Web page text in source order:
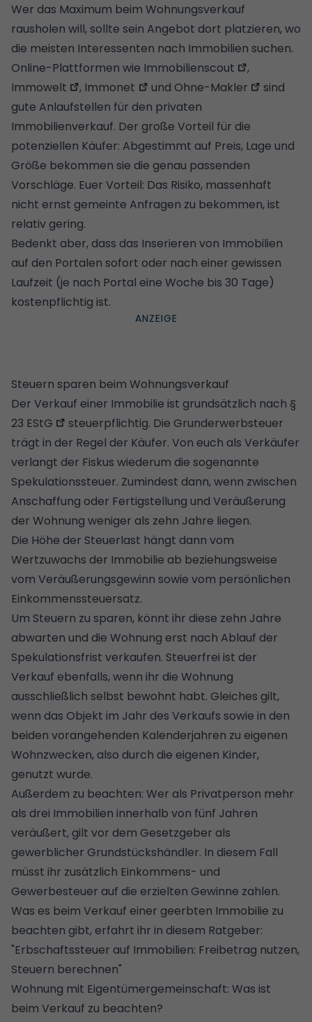
Wer das Maximum beim Wohnungsverkauf
rausholen will, sollte sein Angebot dort platzieren, wo
die meisten Interessenten nach Immobilien suchen.
Online-Plattformen wie Immobilienscout
,
Immowelt
, Immonet und Ohne-Makler
sind
gute Anlaufstellen für den privaten
Immobilienverkauf. Der große Vorteil für die
potenziellen Käufer: Abgestimmt auf Preis, Lage und
Größe bekommen sie die genau passenden
Vorschläge. Euer Vorteil: Das Risiko, massenhaft
nicht ernst gemeinte Anfragen zu bekommen, ist
relativ gering.
Bedenkt aber, dass das Inserieren von Immobilien
auf den Portalen sofort oder nach einer gewissen
Laufzeit (je nach Portal eine Woche bis 30 Tage)
kostenpflichtig ist.
Steuern sparen beim Wohnungsverkauf
Der Verkauf einer Immobilie ist grundsätzlich nach §
23 EStG
steuerpflichtig. DieGrunderwerbsteuer
trägt in der Regel der Käufer. Von euch als Verkäufer
verlangt der Fiskus wiederum die sogenannte
Spekulationssteuer. Zumindest dann, wenn zwischen
Anschaffung oder Fertigstellung und Veräußerung
der Wohnung weniger als zehn Jahre liegen.
Die Höhe der Steuerlast hängt dann vom
Wertzuwachs der Immobilie ab beziehungsweise
vom Veräußerungsgewinn sowie vom persönlichen
Einkommenssteuersatz.
Um Steuern zu sparen, könnt ihr diese zehn Jahre
abwarten und die Wohnung erst nach Ablauf der
Spekulationsfrist verkaufen. Steuerfrei ist der
Verkauf ebenfalls, wenn ihr die Wohnung
ausschließlich selbst bewohnt habt. Gleiches gilt,
wenn das Objekt im Jahr des Verkaufs sowie in den
beiden vorangehenden Kalenderjahren zu eigenen
Wohnzwecken, also durch die eigenen Kinder,
genutzt wurde.
Außerdem zu beachten: Wer als Privatperson mehr
als drei Immobilien innerhalb von fünf Jahren
veräußert, gilt vor dem Gesetzgeber als
gewerblicher Grundstückshändler. In diesem Fall
müsst ihr zusätzlich Einkommens- und
Gewerbesteuer auf die erzielten Gewinne zahlen.
Was es beim Verkauf einer geerbten Immobilie zu
beachten gibt, erfahrt ihr in diesem Ratgeber:
"Erbschaftssteuer auf Immobilien: Freibetrag nutzen,
Steuern berechnen"
Wohnung mit Eigentümergemeinschaft: Was ist
beim Verkauf zu beachten?